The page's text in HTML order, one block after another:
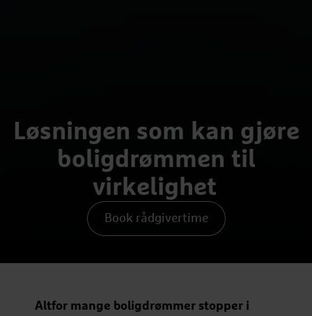
Løsningen som kan gjøre
boligdrømmen til
virkelighet
Book rådgivertime
Altfor mange boligdrømmer stopper i